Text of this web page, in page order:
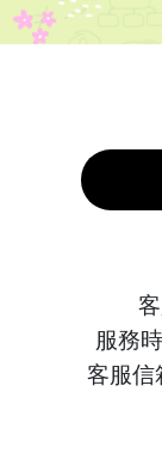
服務
客服信